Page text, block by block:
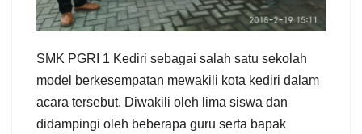
SMK PGRI 1 Kediri sebagai salah satu sekolah
model berkesempatan mewakili kota kediri dalam
acara tersebut. Diwakili oleh lima siswa dan
didampingi oleh beberapa guru serta bapak